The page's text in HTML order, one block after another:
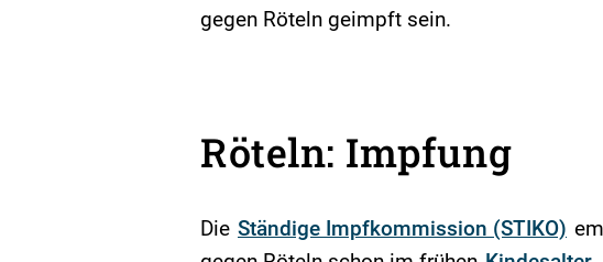
gegen Röteln geimpft sein.
Röteln: Impfung
Die Ständige Impfkommission (STIKO)